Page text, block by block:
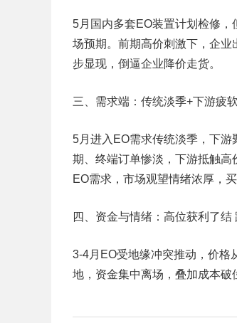
5月国内多套EO装置计划检修
场预期。前期高价刺激下，企
步显现，倒逼企业降价走货。
三、需求端：传统淡季+下游疲
5月进入EO需求传统淡季，下
期、终端订单惨淡，下游抵触
EO需求，市场观望情绪浓厚，
四、资金与情绪：高位获利了结
3-4月EO受地缘冲突推动，价格
地，资金集中离场，叠加成本破